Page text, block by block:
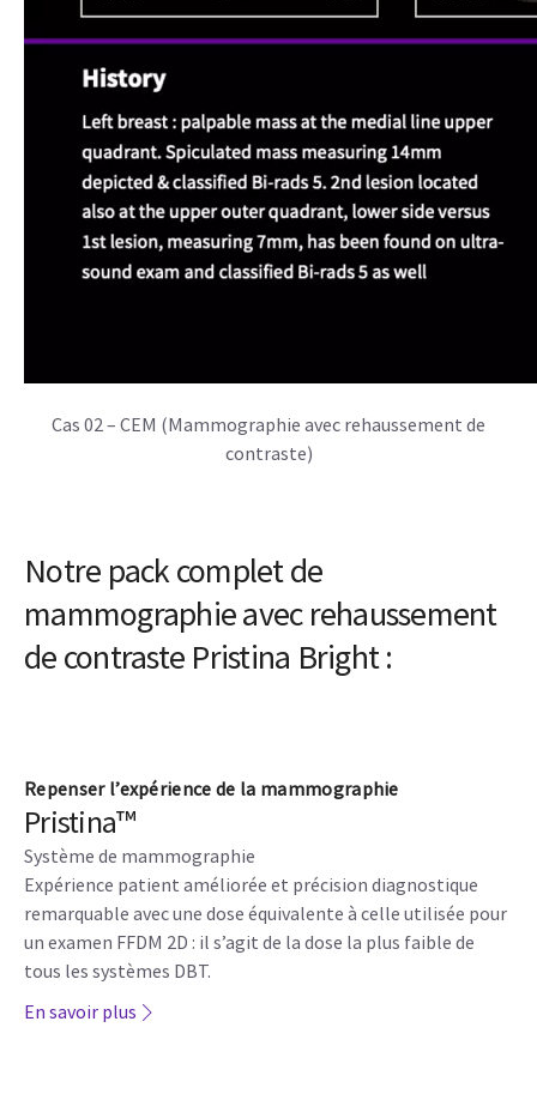
Cas 02 – CEM (Mammographie avec rehaussement de
contraste)
Notre pack complet de
mammographie avec rehaussement
de contraste Pristina Bright :
Repenser l’expérience de la mammographie
Pristina™
Système de mammographie
Expérience patient améliorée et précision diagnostique
remarquable avec une dose équivalente à celle utilisée pour
un examen FFDM 2D : il s’agit de la dose la plus faible de
tous les systèmes DBT.
En savoir plus